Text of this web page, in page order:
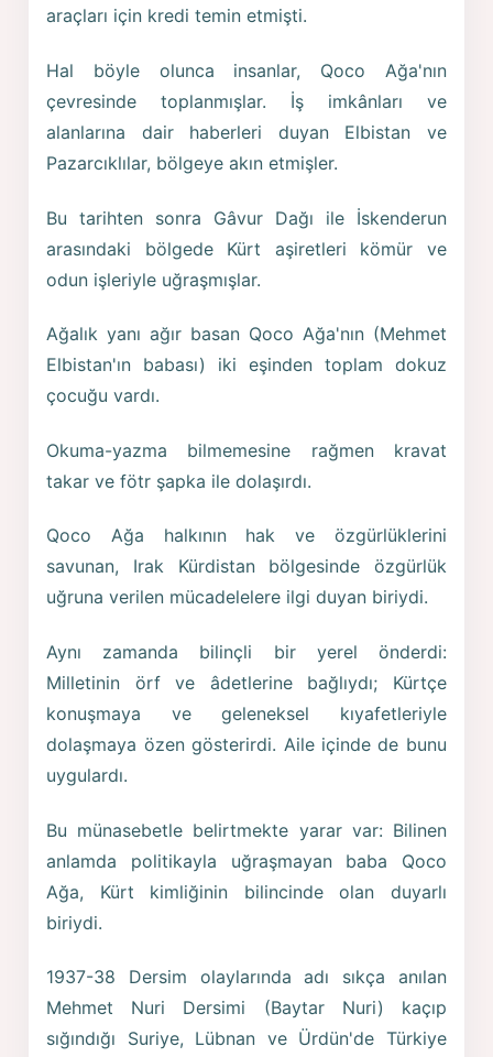
araçları için kredi temin etmişti.
Hal böyle olunca insanlar, Qoco Ağa'nın
çevresinde toplanmışlar. İş imkânları ve
alanlarına dair haberleri duyan Elbistan ve
Pazarcıklılar, bölgeye akın etmişler.
Bu tarihten sonra Gâvur Dağı ile İskenderun
arasındaki bölgede Kürt aşiretleri kömür ve
odun işleriyle uğraşmışlar.
Ağalık yanı ağır basan Qoco Ağa'nın (Mehmet
Elbistan'ın babası) iki eşinden toplam dokuz
çocuğu vardı.
Okuma-yazma bilmemesine rağmen kravat
takar ve fötr şapka ile dolaşırdı.
Qoco Ağa halkının hak ve özgürlüklerini
savunan, Irak Kürdistan bölgesinde özgürlük
uğruna verilen mücadelelere ilgi duyan biriydi.
Aynı zamanda bilinçli bir yerel önderdi:
Milletinin örf ve âdetlerine bağlıydı; Kürtçe
konuşmaya ve geleneksel kıyafetleriyle
dolaşmaya özen gösterirdi. Aile içinde de bunu
uygulardı.
Bu münasebetle belirtmekte yarar var: Bilinen
anlamda politikayla uğraşmayan baba Qoco
Ağa, Kürt kimliğinin bilincinde olan duyarlı
biriydi.
1937-38 Dersim olaylarında adı sıkça anılan
Mehmet Nuri Dersimi (Baytar Nuri) kaçıp
sığındığı Suriye, Lübnan ve Ürdün'de Türkiye